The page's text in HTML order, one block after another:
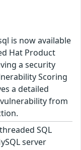
is now available
Hat Product
a security
Scoring
a detailed
from
SQL
server